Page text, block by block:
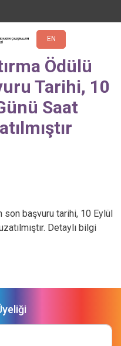
EN
Ödülü
Tarihi, 10
Saat
son başvuru tarihi, 10 Eylül
Detaylı bilgi